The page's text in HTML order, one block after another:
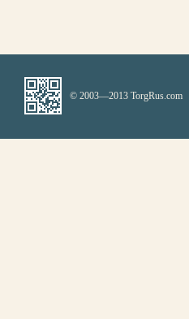
© 2003—2013 TorgRus.com